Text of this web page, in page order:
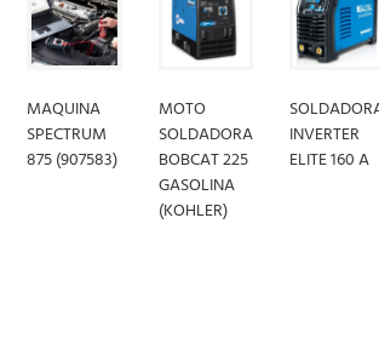
MAQUINA
SPECTRUM
875 (907583)
MOTO
SOLDADORA
BOBCAT 225
GASOLINA
(KOHLER)
INVERTER
ELITE 160 A